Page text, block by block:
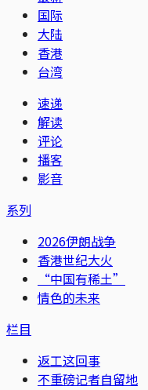
国际
大陆
香港
台湾
速递
解读
评论
播客
影音
系列
2026伊朗战争
香港世纪大火
“中国有稀土”
情色的未来
栏目
返工这回事
不重磅记者自留地